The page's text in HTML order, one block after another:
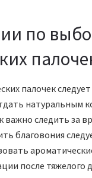
по
палочек
натуральным
важно следить за
благовония
после тяжелого